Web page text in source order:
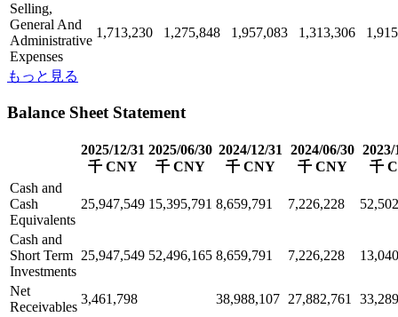
Selling,
General And
Administrative
Expenses
1,713,230 1,275,848 1,957,083 1,313,306
もっと見る
Balance Sheet Statement
2025/12/31
千 CNY
2025/06/30
千 CNY
2024/12/31
千 CNY
2024/06/30
千 CNY
2023/
千
Cash and
Cash
Equivalents
25,947,549 15,395,791 8,659,791 7,226,228
Cash and
Short Term
Investments
25,947,549 52,496,165 8,659,791 7,226,228
Net
Receivables
3,461,798 38,988,107 27,882,761